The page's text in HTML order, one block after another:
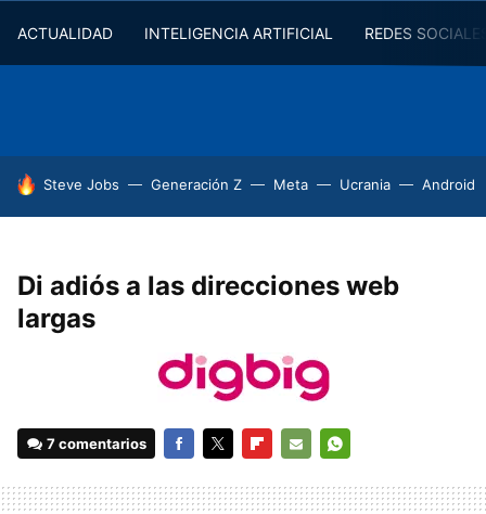
ACTUALIDAD INTELIGENCIA ARTIFICIAL REDES
HOY SE HABLA DE
Steve Jobs Generación Z Meta Ucrania Android
Di adiós a las direcciones web
largas
7 comentarios
MAIL